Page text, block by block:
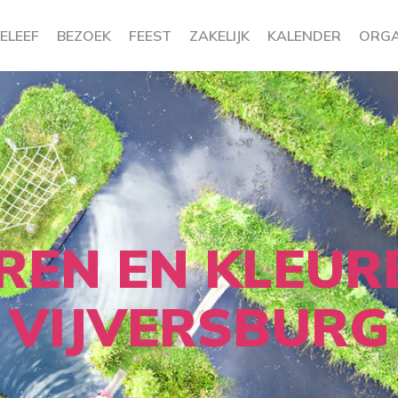
BEZOEK FEEST ZAKELIJK KALENDER
EN
VIJVERSBURG